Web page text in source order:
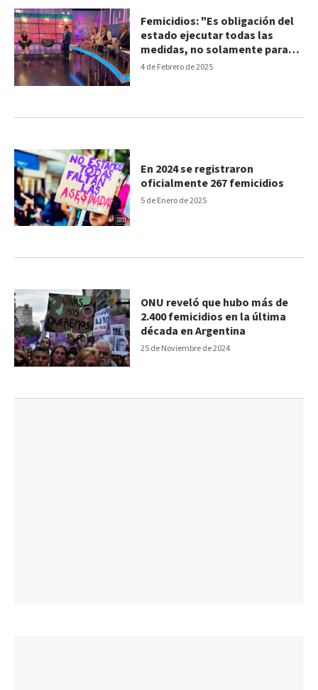
4 de Febrero de 2025
Femicidios: "Es obligación del
estado ejecutar todas las
medidas, no solamente para
sancionarlos, sino para
5 de Enero de 2025
En 2024 se registraron
oficialmente 267 femicidios
25 de Noviembre de 2024
ONU reveló que hubo más de
2.400 femicidios en la última
década en Argentina